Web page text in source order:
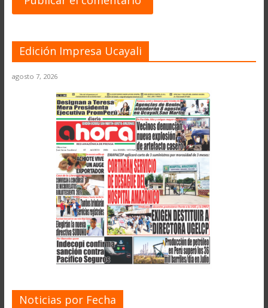
Edición Impresa Ucayali
agosto 7, 2026
Noticias por Fecha